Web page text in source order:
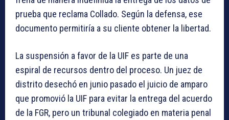
prueba que reclama Collado. Según la defensa, ese
documento permitiría a su cliente obtener la libertad.
La suspensión a favor de la UIF es parte de una
espiral de recursos dentro del proceso. Un juez de
distrito desechó en junio pasado el juicio de amparo
que promovió la UIF para evitar la entrega del acuerdo
de la FGR, pero un tribunal colegiado en materia penal